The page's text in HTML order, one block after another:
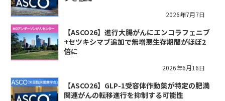
2026年7月7日
【ASCO26】進行大腸がんにエンコラフェニブ
+セツキシマブ追加で無増悪生存期間がほぼ2
倍に
2026年6月16日
【ASCO26】GLP-1受容体作動薬が特定の肥満
関連がんの転移進行を抑制する可能性